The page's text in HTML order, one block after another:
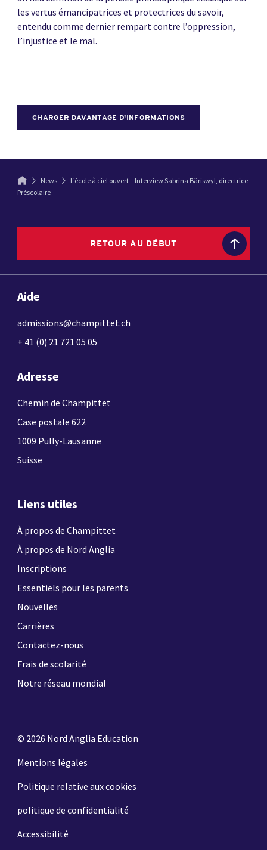
CHARGER DAVANTAGE D'INFORMATIONS
les vertus émancipatrices et protectrices du savoir,
entendu comme dernier rempart contre l’oppression,
l’injustice et le mal.
News
L’école à ciel ouvert – Interview Sabrina Bäriswyl, directrice
Préscolaire
RETOUR AU DÉBUT
Aide
admissions@champittet.ch
+ 41 (0) 21 721 05 05
Adresse
Chemin de Champittet
Case postale 622
1009 Pully-Lausanne
Suisse
Liens utiles
À propos de Champittet
À propos de Nord Anglia
Inscriptions
Essentiels pour les parents
Nouvelles
Carrières
Contactez-nous
Frais de scolarité
Notre réseau mondial
© 2026 Nord Anglia Education
Mentions légales
Politique relative aux cookies
politique de confidentialité
Accessibilité